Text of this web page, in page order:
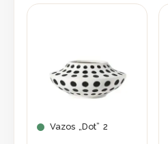
Vazos „Dot” 2